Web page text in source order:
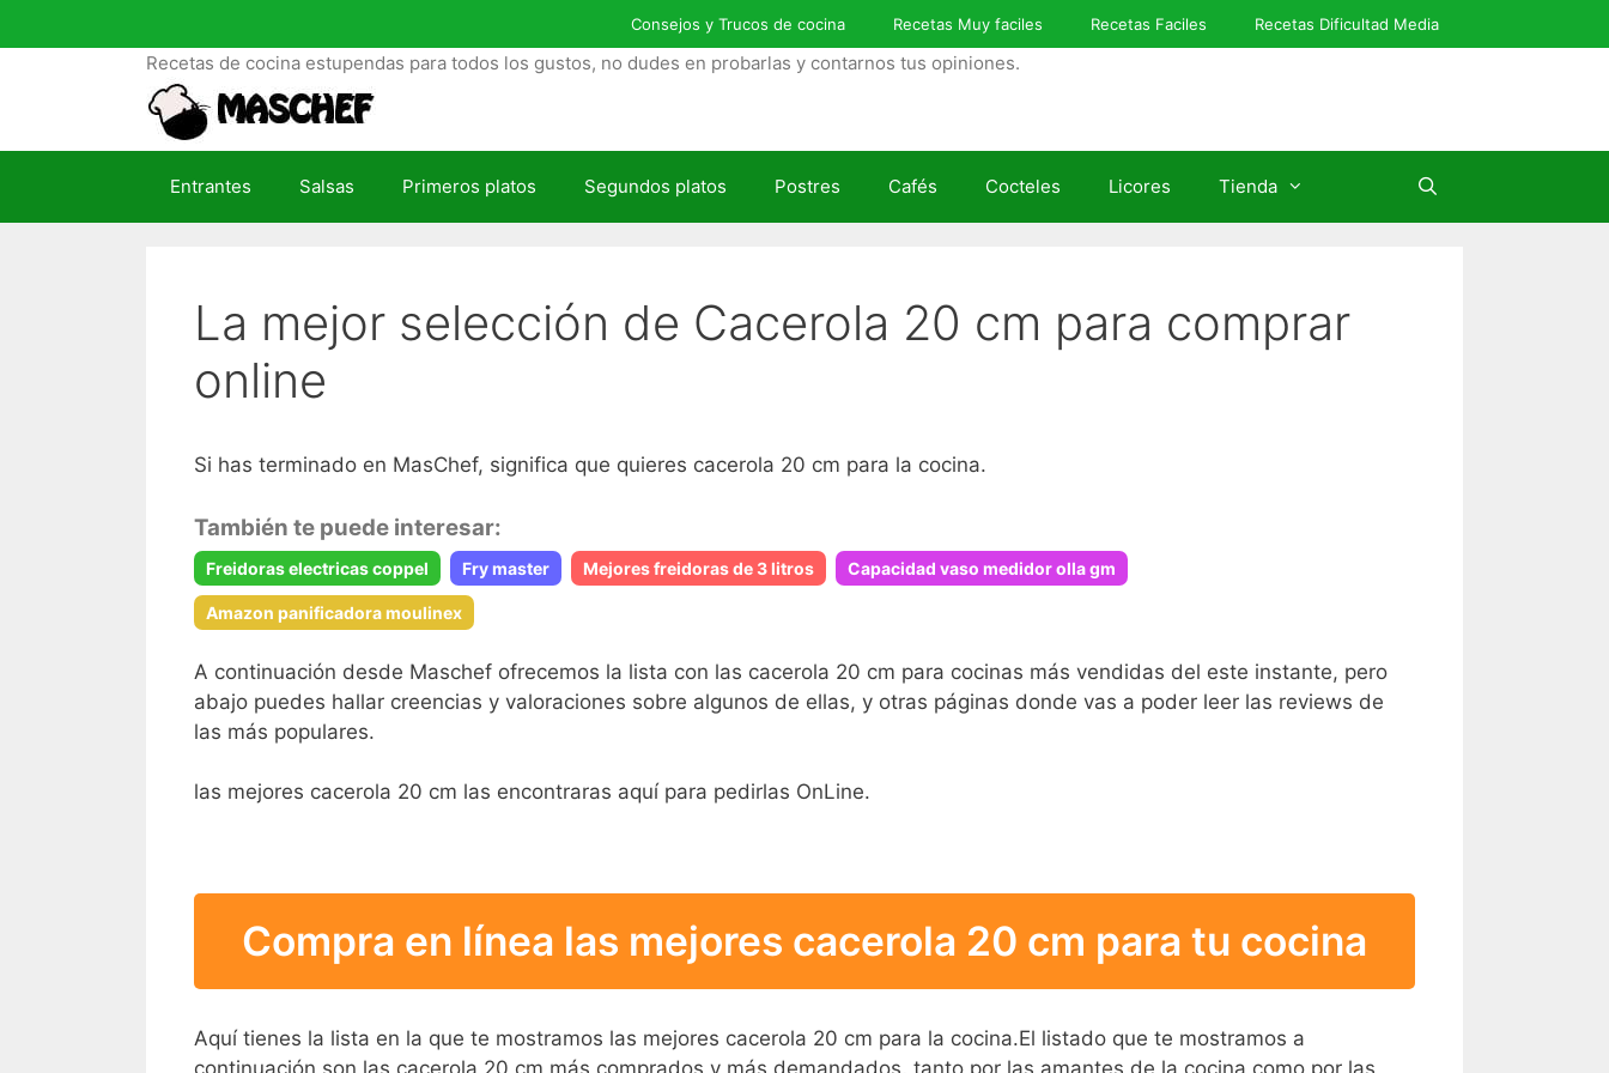
a
l
Consejos y Trucos de cocina Recetas Muy faciles Recetas Faciles Recetas Dificultad Media
Recetas de cocina estupendas para todos los gustos, no dudes en probarlas y contarnos tus opiniones.
Entrantes Salsas Primeros platos Segundos platos Postres Cafés Cocteles Licores Tienda
La mejor selección de Cacerola 20 cm para comprar
online
Si has terminado en MasChef, significa que quieres cacerola 20 cm para la cocina.
También te puede interesar:
Freidoras electricas coppel Fry master Mejores freidoras de 3 litros Capacidad vaso medidor olla gm
Amazon panificadora moulinex
A continuación desde Maschef ofrecemos la lista con las cacerola 20 cm para cocinas más vendidas del este instante, pero
abajo puedes hallar creencias y valoraciones sobre algunos de ellas, y otras páginas donde vas a poder leer las reviews de
las más populares.
las mejores cacerola 20 cm las encontraras aquí para pedirlas OnLine.
Compra en línea las mejores cacerola 20 cm para tu cocina
Aquí tienes la lista en la que te mostramos las mejores cacerola 20 cm para la cocina.El listado que te mostramos a